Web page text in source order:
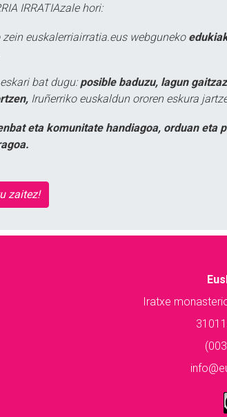
IRRATIAzale hori:
zein euskalerriairratia.eus webguneko
bat dugu: posible baduzu, lagun
Iruñerriko euskaldun ororen eskura
eta komunitate handiagoa, orduan eta
zaitez!
Iratxe